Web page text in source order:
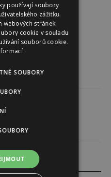
používají soubory
zážitku.
webových stránek
cookie v souladu
souborů cookie.
SOUBORY